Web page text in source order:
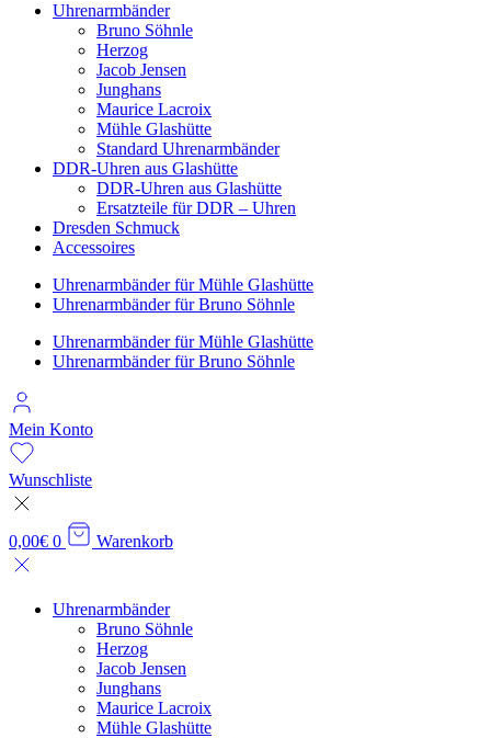
Uhrenarm­bänder
Bruno Söhnle
Herzog
Jacob Jensen
Junghans
Maurice Lacroix
Mühle Glashütte
Standard Uhrenarmbänder
DDR-Uhren aus Glashütte
DDR-Uhren aus Glashütte
Ersatzteile für DDR – Uhren
Dresden Schmuck
Accessoires
Uhrenarmbänder für Mühle Glashütte
Uhrenarmbänder für Bruno Söhnle
Uhrenarmbänder für Mühle Glashütte
Uhrenarmbänder für Bruno Söhnle
Mein Konto
Wunschliste
0,00€ 0 Warenkorb
Uhrenarm­bänder
Bruno Söhnle
Herzog
Jacob Jensen
Junghans
Maurice Lacroix
Mühle Glashütte